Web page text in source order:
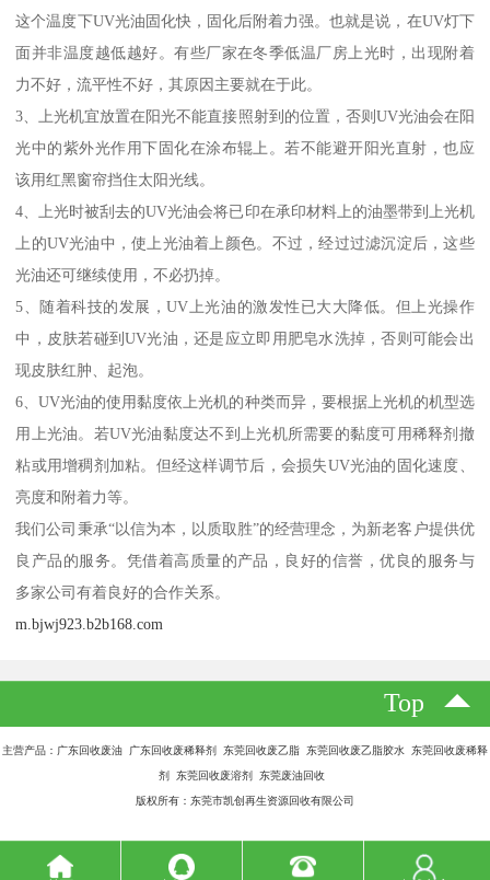
这个温度下UV光油固化快，固化后附着力强。也就是说，在UV灯下
面并非温度越低越好。有些厂家在冬季低温厂房上光时，出现附着
力不好，流平性不好，其原因主要就在于此。
3、上光机宜放置在阳光不能直接照射到的位置，否则UV光油会在阳
光中的紫外光作用下固化在涂布辊上。若不能避开阳光直射，也应
该用红黑窗帘挡住太阳光线。
4、上光时被刮去的UV光油会将已印在承印材料上的油墨带到上光机
上的UV光油中，使上光油着上颜色。不过，经过过滤沉淀后，这些
光油还可继续使用，不必扔掉。
5、随着科技的发展，UV上光油的激发性已大大降低。但上光操作
中，皮肤若碰到UV光油，还是应立即用肥皂水洗掉，否则可能会出
现皮肤红肿、起泡。
6、UV光油的使用黏度依上光机的种类而异，要根据上光机的机型选
用上光油。若UV光油黏度达不到上光机所需要的黏度可用稀释剂撤
粘或用增稠剂加粘。但经这样调节后，会损失UV光油的固化速度、
亮度和附着力等。
我们公司秉承“以信为本，以质取胜”的经营理念，为新老客户提供优
良产品的服务。凭借着高质量的产品，良好的信誉，优良的服务与
多家公司有着良好的合作关系。
m.bjwj923.b2b168.com
Top
主营产品：广东回收废油 广东回收废稀释剂 东莞回收废乙脂 东莞回收废乙脂胶水 东莞回收废稀释
剂 东莞回收废溶剂 东莞废油回收
版权所有：东莞市凯创再生资源回收有限公司